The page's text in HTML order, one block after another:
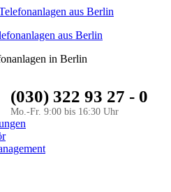
aus Berlin
in Berlin
(030) 322 93 27 - 0
Mo.-Fr. 9:00 bis 16:30 Uhr